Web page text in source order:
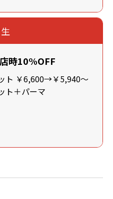
時10%OFF
ト ￥6,600→￥5,940～
ト＋パーマ